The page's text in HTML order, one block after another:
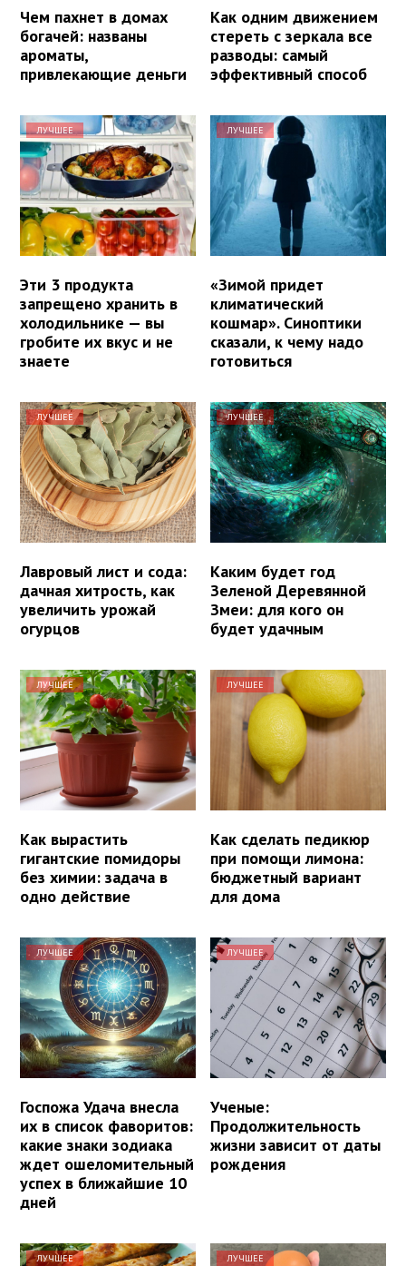
Чем пахнет в домах
богачей: названы
ароматы,
привлекающие деньги
Как одним движением
стереть с зеркала все
разводы: самый
эффективный способ
ЛУЧШЕЕ
Эти 3 продукта
запрещено хранить в
холодильнике — вы
гробите их вкус и не
знаете
ЛУЧШЕЕ
«Зимой придет
климатический
кошмар». Синоптики
сказали, к чему надо
готовиться
ЛУЧШЕЕ
Лавровый лист и сода:
дачная хитрость, как
увеличить урожай
огурцов
ЛУЧШЕЕ
Каким будет год
Зеленой Деревянной
Змеи: для кого он
будет удачным
ЛУЧШЕЕ
Как вырастить
гигантские помидоры
без химии: задача в
одно действие
ЛУЧШЕЕ
Как сделать педикюр
при помощи лимона:
бюджетный вариант
для дома
ЛУЧШЕЕ
Госпожа Удача внесла
их в список фаворитов:
какие знаки зодиака
ждет ошеломительный
успех в ближайшие 10
дней
ЛУЧШЕЕ
Ученые:
Продолжительность
жизни зависит от даты
рождения
ЛУЧШЕЕ ЛУЧШЕЕ